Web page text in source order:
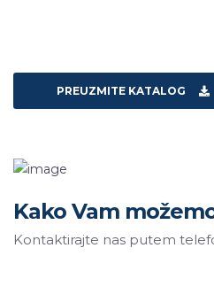
PREUZMITE KATALOG
Kako Vam
Kontaktirajte nas putem